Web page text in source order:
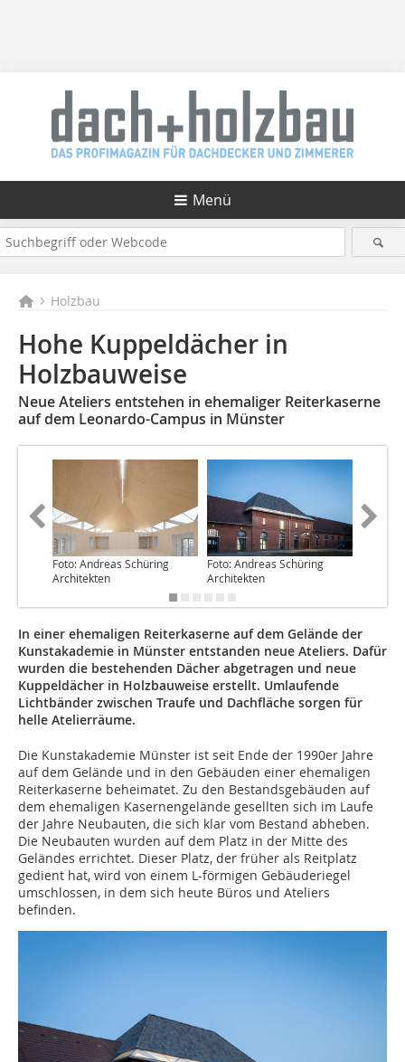
Menü
Holzbau
Hohe Kuppeldächer in
Holzbauweise
Neue Ateliers entstehen in ehemaliger Reiterkaserne
auf dem Leonardo-Campus in Münster
Foto: Andreas Schüring
Architekten
Foto: Andreas Schüring
Architekten
In einer ehemaligen Reiterkaserne auf dem Gelände der
Kunstakademie in Münster entstanden neue Ateliers. Dafür
wurden die bestehenden Dächer abgetragen und neue
Kuppeldächer in Holzbauweise erstellt. Umlaufende
Lichtbänder zwischen Traufe und Dachfläche sorgen für
helle Atelierräume.
Die Kunstakademie Münster ist seit Ende der 1990er Jahre
auf dem Gelände und in den Gebäuden einer ehemaligen
Reiterkaserne beheimatet. Zu den Bestandsgebäuden auf
dem ehemaligen Kasernengelände gesellten sich im Laufe
der Jahre Neubauten, die sich klar vom Bestand abheben.
Die Neubauten wurden auf dem Platz in der Mitte des
Geländes errichtet. Dieser Platz, der früher als Reitplatz
gedient hat, wird von einem L-förmigen Gebäuderiegel
umschlossen, in dem sich heute Büros und Ateliers
befinden.